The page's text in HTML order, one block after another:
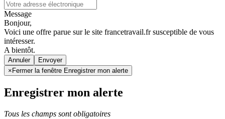
Message
Bonjour,
Voici une offre parue sur le site francetravail.fr susceptible de vous
intéresser.
A bientôt.
Annuler
× Fermer la fenêtre Enregistrer mon alerte
Enregistrer mon alerte
Tous les champs sont obligatoires